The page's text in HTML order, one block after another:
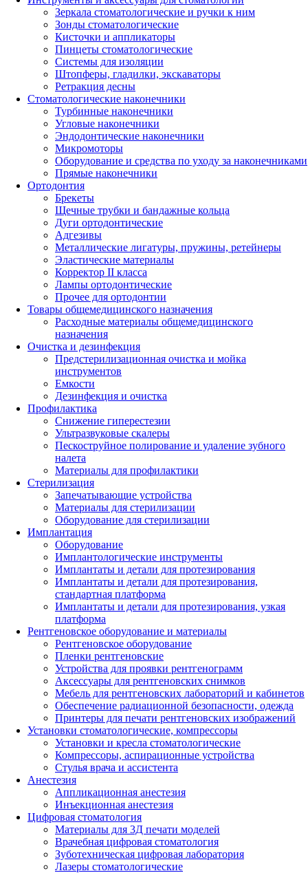
Зеркала стоматологические и ручки к ним
Зонды стоматологические
Кисточки и аппликаторы
Пинцеты стоматологические
Системы для изоляции
Штопферы, гладилки, экскаваторы
Ретракция десны
Стоматологические наконечники
Турбинные наконечники
Угловые наконечники
Эндодонтические наконечники
Микромоторы
Оборудование и средства по уходу за наконечниками
Прямые наконечники
Ортодонтия
Брекеты
Щечные трубки и бандажные кольца
Дуги ортодонтические
Адгезивы
Металлические лигатуры, пружины, ретейнеры
Эластические материалы
Корректор II класса
Лампы ортодонтические
Прочее для ортодонтии
Товары общемедицинского назначения
Расходные материалы общемедицинского
назначения
Очистка и дезинфекция
Предстерилизационная очистка и мойка
инструментов
Емкости
Дезинфекция и очистка
Профилактика
Снижение гиперестезии
Ультразвуковые скалеры
Пескоструйное полирование и удаление зубного
налета
Материалы для профилактики
Стерилизация
Запечатывающие устройства
Материалы для стерилизации
Оборудование для стерилизации
Имплантация
Оборудование
Имплантологические инструменты
Имплантаты и детали для протезирования
Имплантаты и детали для протезирования,
стандартная платформа
Имплантаты и детали для протезирования, узкая
платформа
Рентгеновское оборудование и материалы
Рентгеновское оборудование
Пленки рентгеновские
Устройства для проявки рентгенограмм
Аксессуары для рентгеновских снимков
Мебель для рентгеновских лабораторий и кабинетов
Обеспечение радиационной безопасности, одежда
Принтеры для печати рентгеновских изображений
Установки стоматологические, компрессоры
Установки и кресла стоматологические
Компрессоры, аспирационные устройства
Стулья врача и ассистента
Анестезия
Аппликационная анестезия
Инъекционная анестезия
Цифровая стоматология
Материалы для 3Д печати моделей
Врачебная цифровая стоматология
Зуботехническая цифровая лаборатория
Лазеры стоматологические